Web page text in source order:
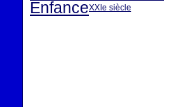
EnfanceXXIe siècle